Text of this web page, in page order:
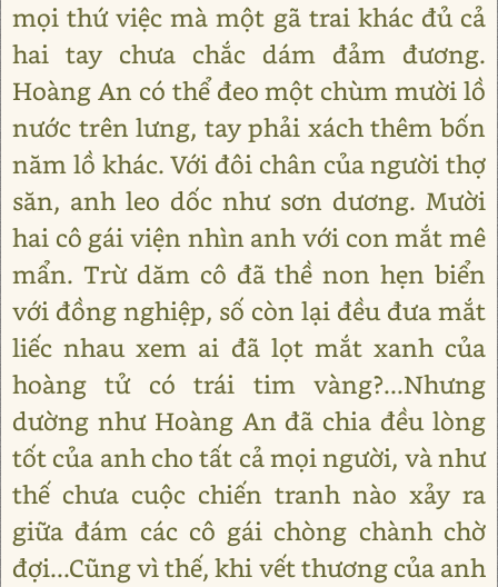
mọi thứ việc mà một gã trai khác đủ cả
hai tay chưa chắc dám đảm đương.
Hoàng An có thể đeo một chùm mười lồ
nước trên lưng, tay phải xách thêm bốn
năm lồ khác. Với đôi chân của người thợ
săn, anh leo dốc như sơn dương. Mười
hai cô gái viện nhìn anh với con mắt mê
mẩn. Trừ dăm cô đã thề non hẹn biển
với đồng nghiệp, số còn lại đều đưa mắt
liếc nhau xem ai đã lọt mắt xanh của
hoàng tử có trái tim vàng?...Nhưng
dường như Hoàng An đã chia đều lòng
tốt của anh cho tất cả mọi người, và như
thế chưa cuộc chiến tranh nào xảy ra
giữa đám các cô gái chòng chành chờ
đợi...Cũng vì thế, khi vết thương của anh